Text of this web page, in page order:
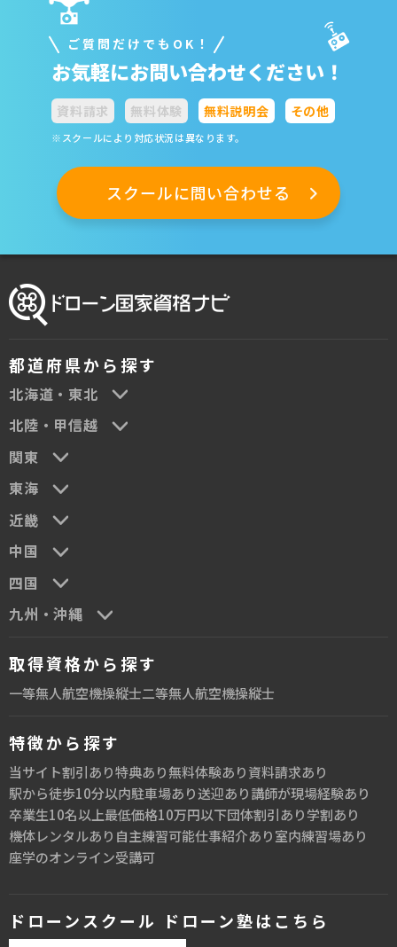
ご質問だけでもOK！
お気軽にお問い合わせください！
資料請求 無料体験 無料説明会 その他
※スクールにより対応状況は異なります。
都道府県から探す
北海道・東北
北陸・甲信越
関東
東海
近畿
中国
四国
九州・沖縄
取得資格から探す
一等無人航空機操縦士二等無人航空機操縦士
特徴から探す
当サイト割引あり特典あり無料体験あり資料請求あり
駅から徒歩10分以内駐車場あり送迎あり講師が現場経験あり
卒業生10名以上最低価格10万円以下団体割引あり学割あり
機体レンタルあり 自主練習可能仕事紹介あり室内練習場あり
座学のオンライン受講可
ドローンスクール ドローン塾はこちら